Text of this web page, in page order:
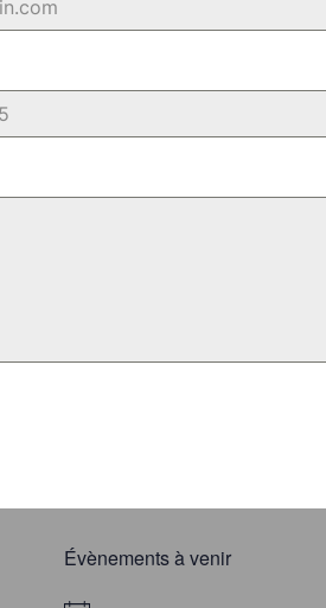
Évènements à venir